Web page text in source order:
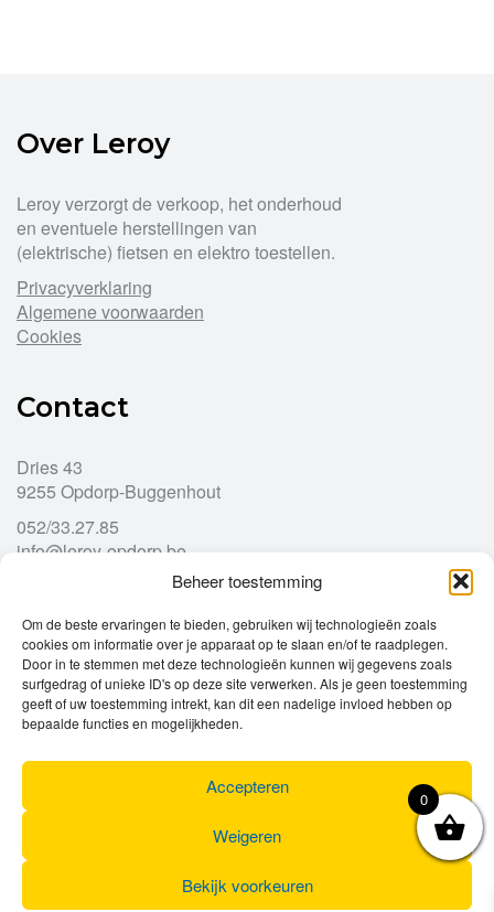
Beheer toestemming
Om de beste ervaringen te bieden, gebruiken wij technologieën zoals
cookies om informatie over je apparaat op te slaan en/of te raadplegen.
Door in te stemmen met deze technologieën kunnen wij gegevens zoals
surfgedrag of unieke ID's op deze site verwerken. Als je geen toestemming
geeft of uw toestemming intrekt, kan dit een nadelige invloed hebben op
bepaalde functies en mogelijkheden.
Accepteren
Weigeren
Bekijk voorkeuren
Over Leroy
Leroy verzorgt de verkoop, het onderhoud
en eventuele herstellingen van
(elektrische) fietsen en elektro toestellen.
Privacyverklaring
Algemene voorwaarden
Cookies
Contact
Dries 43
9255 Opdorp-Buggenhout
052/33.27.85
info@leroy-opdorp.be
Openingsuren
Ma
gesloten
Di
9u – 12u
13u – 18u00
Wo
9u – 12u
13u – 18u00
Do
9u – 12u
13u – 18u00
13u – 18u00
Za
0